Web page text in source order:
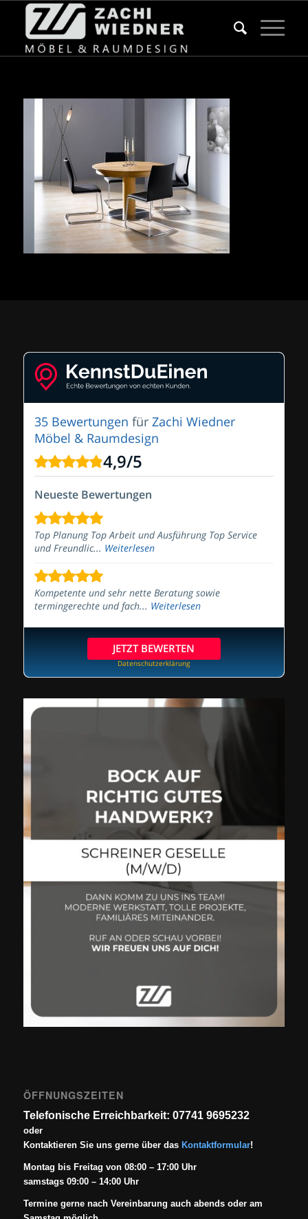
35 Bewertungen für Zachi Wiedner
Möbel & Raumdesign
4,9/5
Neueste Bewertungen
Top Planung Top Arbeit und Ausführung Top Service
und Freundlic... Weiterlesen
Kompetente und sehr nette Beratung sowie
termingerechte und fach... Weiterlesen
JETZT BEWERTEN
Datenschutzerklärung
ÖFFNUNGSZEITEN
Telefonische Erreichbarkeit: 07741 9695232
oder
Kontaktieren Sie uns gerne über das Kontaktformular!
Montag bis Freitag von 08:00 – 17:00 Uhr
samstags 09:00 – 14:00 Uhr
Termine gerne nach Vereinbarung auch abends oder am